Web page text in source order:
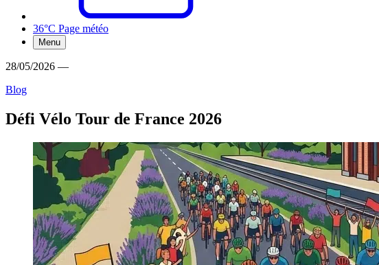
36°C Page météo
Menu
28/05/2026 —
Blog
Défi Vélo Tour de France 2026